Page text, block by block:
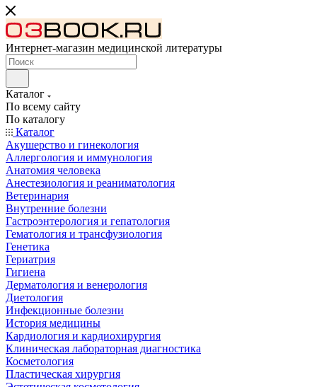
Интернет-магазин медицинской литературы
Каталог
По всему сайту
По каталогу
Каталог
Акушерство и гинекология
Аллергология и иммунология
Анатомия человека
Анестезиология и реаниматология
Ветеринария
Внутренние болезни
Гастроэнтерология и гепатология
Гематология и трансфузиология
Генетика
Гериатрия
Гигиена
Дерматология и венерология
Диетология
Инфекционные болезни
История медицины
Кардиология и кардиохирургия
Клиническая лабораторная диагностика
Косметология
Пластическая хирургия